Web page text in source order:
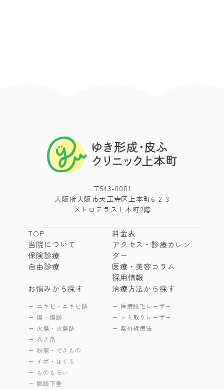
〒543-0001
大阪府大阪市天王寺区上本町6-2-3
メトロテラス上本町2階
TOP
当院について
保険診療
自由診療
料金表
アクセス・診療カレン
ダー
医療・美容コラム
採用情報
お悩みから探す
ニキビ・ニキビ跡
傷・傷跡
火傷・火傷跡
巻き爪
粉瘤・できもの
イボ・ほくろ
ものもらい
眼瞼下垂
治療方法から探す
医療脱毛レーザー
シミ取りレーザー
紫外線療法